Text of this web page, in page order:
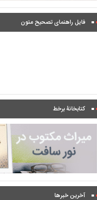
فایل راهنمای تصحیح متون
کتابخانۀ برخط
آخرین خبرها